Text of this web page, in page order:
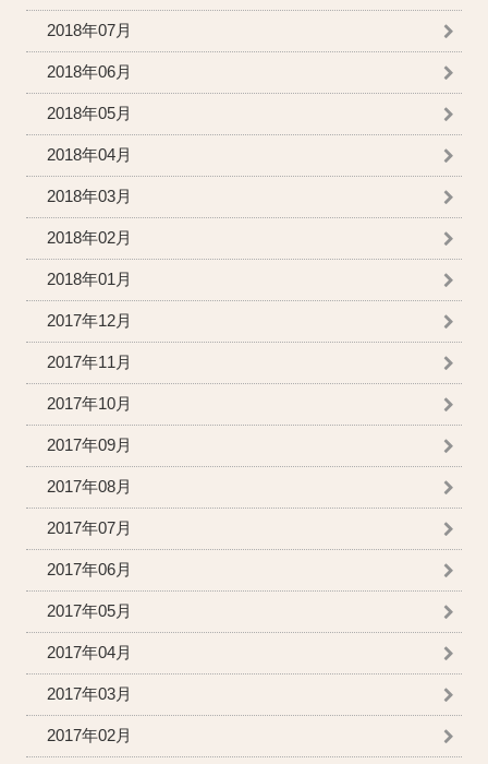
2018年07月
2018年06月
2018年05月
2018年04月
2018年03月
2018年02月
2018年01月
2017年12月
2017年11月
2017年10月
2017年09月
2017年08月
2017年07月
2017年06月
2017年05月
2017年04月
2017年03月
2017年02月